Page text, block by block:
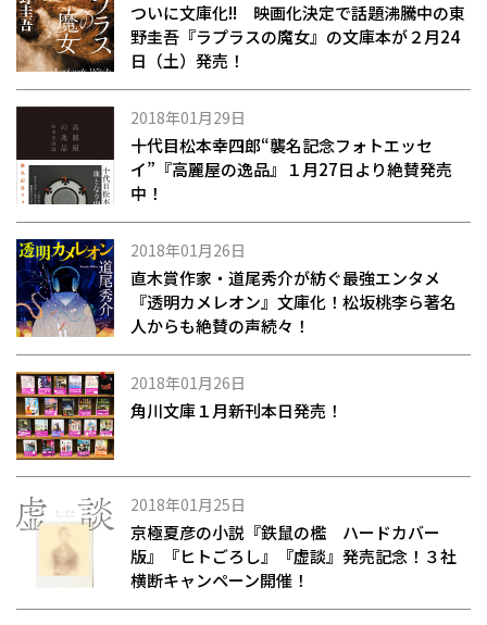
ついに文庫化!! 映画化決定で話題沸騰中の東
野圭吾『ラプラスの魔女』の文庫本が２月24
日（土）発売！
2018年01月29日
十代目松本幸四郎“襲名記念フォトエッセ
イ”『高麗屋の逸品』１月27日より絶賛発売
中！
2018年01月26日
直木賞作家・道尾秀介が紡ぐ最強エンタメ
『透明カメレオン』文庫化！松坂桃李ら著名
人からも絶賛の声続々！
2018年01月26日
角川文庫１月新刊本日発売！
2018年01月25日
京極夏彦の小説『鉄鼠の檻 ハードカバー
版』『ヒトごろし』『虚談』発売記念！３社
横断キャンペーン開催！